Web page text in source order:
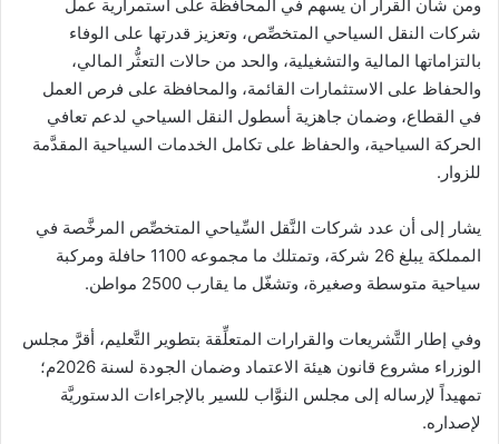
ومن شأن القرار أن يسهم في المحافظة على استمرارية عمل
شركات النقل السياحي المتخصِّص، وتعزيز قدرتها على الوفاء
بالتزاماتها المالية والتشغيلية، والحد من حالات التعثُّر المالي،
والحفاظ على الاستثمارات القائمة، والمحافظة على فرص العمل
في القطاع، وضمان جاهزية أسطول النقل السياحي لدعم تعافي
الحركة السياحية، والحفاظ على تكامل الخدمات السياحية المقدَّمة
للزوار.
يشار إلى أن عدد شركات النَّقل السِّياحي المتخصِّص المرخَّصة في
المملكة يبلغ 26 شركة، وتمتلك ما مجموعه 1100 حافلة ومركبة
سياحية متوسطة وصغيرة، وتشغّل ما يقارب 2500 مواطن.
وفي إطار التَّشريعات والقرارات المتعلِّقة بتطوير التَّعليم، أقرَّ مجلس
الوزراء مشروع قانون هيئة الاعتماد وضمان الجودة لسنة 2026م؛
تمهيداً لإرساله إلى مجلس النوَّاب للسير بالإجراءات الدستوريَّة
لإصداره.